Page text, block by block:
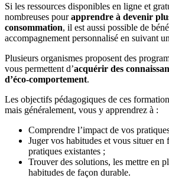
Si les ressources disponibles en ligne et
nombreuses pourapprendre à devenir
consommation, il est aussi possible de
accompagnement personnalisé en suivant
Plusieurs organismes proposent des
vous permettent d’acquérir des
d’éco-comportement.
Les objectifs pédagogiques de ces
mais généralement, vous y apprendrez à :
Comprendre l’impact de vos
Juger vos habitudes et vous situer en
pratiques existantes ;
Trouver des solutions, les mettre en
habitudes de façon durable.